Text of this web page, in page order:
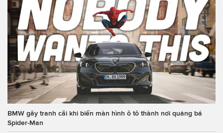
BMW gây tranh cãi khi biến màn hình ô tô thành nơi quảng bá
Spider-Man